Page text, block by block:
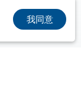
我同意